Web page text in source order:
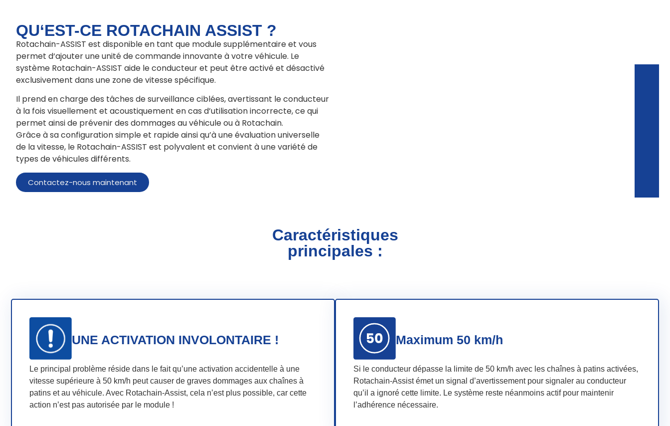
QU‘EST-CE ROTACHAIN ASSIST ?
Rotachain-ASSIST est disponible en tant que module supplémentaire et vous
permet d‘ajouter une unité de commande innovante à votre véhicule. Le
système Rotachain-ASSIST aide le conducteur et peut être activé et désactivé
exclusivement dans une zone de vitesse spécifique.
Il prend en charge des tâches de surveillance ciblées, avertissant le conducteur
à la fois visuellement et acoustiquement en cas d’utilisation incorrecte, ce qui
permet ainsi de prévenir des dommages au véhicule ou à Rotachain.
Grâce à sa configuration simple et rapide ainsi qu’à une évaluation universelle
de la vitesse, le Rotachain-ASSIST est polyvalent et convient à une variété de
types de véhicules différents.
Contactez-nous maintenant
Caractéristiques
principales :
UNE ACTIVATION INVOLONTAIRE !
Le principal problème réside dans le fait qu’une activation accidentelle à une
vitesse supérieure à 50 km/h peut causer de graves dommages aux chaînes à
patins et au véhicule. Avec Rotachain-Assist, cela n’est plus possible, car cette
action n’est pas autorisée par le module !
Maximum 50 km/h
Si le conducteur dépasse la limite de 50 km/h avec les chaînes à patins activées,
Rotachain-Assist émet un signal d’avertissement pour signaler au conducteur
qu’il a ignoré cette limite. Le système reste néanmoins actif pour maintenir
l’adhérence nécessaire.